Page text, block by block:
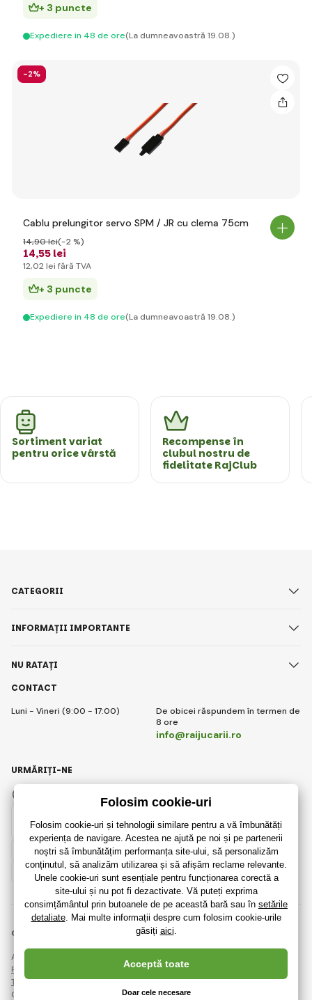
+ 3 puncte
Expediere in 48 de ore(La dumneavoastră 19.08.)
-2%
Cablu prelungitor servo SPM / JR cu clema 75cm
14,55 lei
14,90 lei(-2 %)
12,02 lei fără TVA
+ 3 puncte
Expediere in 48 de ore(La dumneavoastră 19.08.)
Sortiment variat
pentru orice vârstă
Recompense în
clubul nostru de
fidelitate RajClub
CONTACT
Luni - Vineri (9:00 - 17:00)
De obicei răspundem în termen de
8 ore
info@raijucarii.ro
CATEGORII
INFORMAȚII IMPORTANTE
NU RATAȚI
Romanian
URMĂRIȚI-NE
Instagram
© 2018 - 2026 RaiJucării.ro, Toate drepturile rezervate
Această pagină este protejată prin reCAPTCHA și se aplică
Regulile de protecție a datelor personalecompaniile Google și ale lor
Termeni și condiții.
Crearea de magazine online eficiente de laRIESENIA